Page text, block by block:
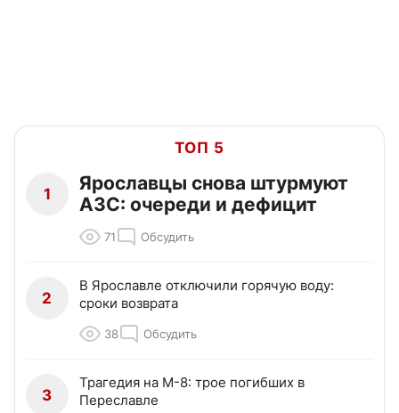
ТОП 5
1
Ярославцы снова штурмуют
АЗС: очереди и дефицит
71 Обсудить
2
В Ярославле отключили горячую воду:
сроки возврата
38 Обсудить
3
Трагедия на М-8: трое погибших в
Переславле